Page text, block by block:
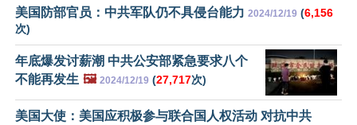
美国防部官员：中共军队仍不具侵台能力 2024/12/19 (6,156
次)
年底爆发讨薪潮 中共公安部紧急要求八个
不能再发生 🖼️ 2024/12/19 (27,717次)
美国大使：美国应积极参与联合国人权活动 对抗中共